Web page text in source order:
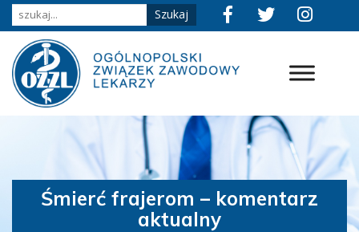
Śmierć frajerom – komentarz
aktualny